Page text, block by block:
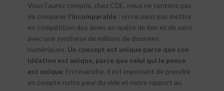
Vous l’aurez compris, chez CDE, nous ne tentons pas
de comparer l’incomparable : on ne peut pas mettre
en compétition des âmes en quête de lien et de sens
avec une synthèse de millions de données
numériques. Un concept est unique parce que son
idéation est unique, parce que celui qui le pense
est unique. En revanche, il est important de prendre
en compte notre peur du vide et notre rapport au